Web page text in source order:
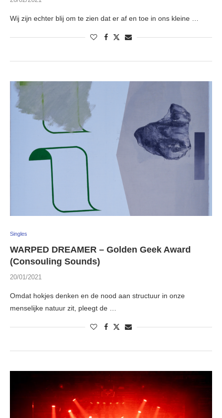
Wij zijn echter blij om te zien dat er af en toe in ons kleine …
Singles
WARPED DREAMER – Golden Geek Award
(Consouling Sounds)
20/01/2021
Omdat hokjes denken en de nood aan structuur in onze
menselijke natuur zit, pleegt de …